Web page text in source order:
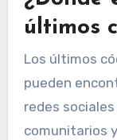
últimos
Los últimos
pueden
redes
comunitarios